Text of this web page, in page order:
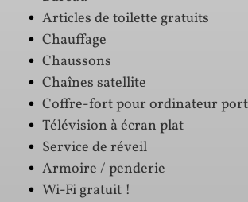
Articles de toilette gratuits
Chauffage
Chaussons
Chaînes satellite
Coffre-fort pour ordinateur
Télévision à écran plat
Service de réveil
Armoire / penderie
Wi-Fi gratuit !